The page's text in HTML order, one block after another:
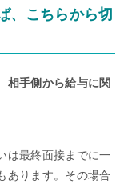
、こちらから切
相手側から給与に関
は最終面接までに一
あります。その場合